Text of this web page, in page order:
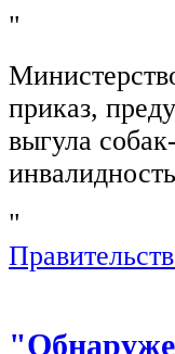
"
приказ,
выгула
"